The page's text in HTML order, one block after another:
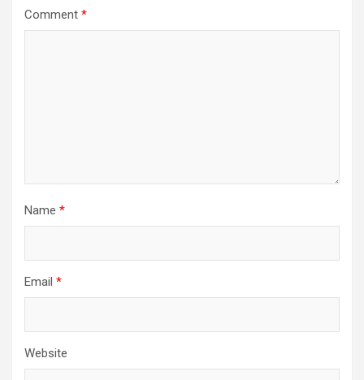
Comment *
Name *
Email *
Website